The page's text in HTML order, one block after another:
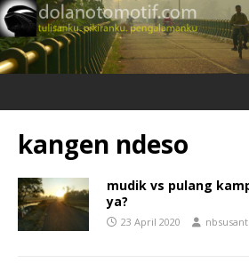
kangen ndeso
mudik vs pulang
ya?
23 April 2020